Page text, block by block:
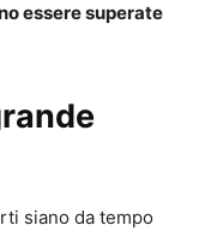
essere superate
siano da tempo